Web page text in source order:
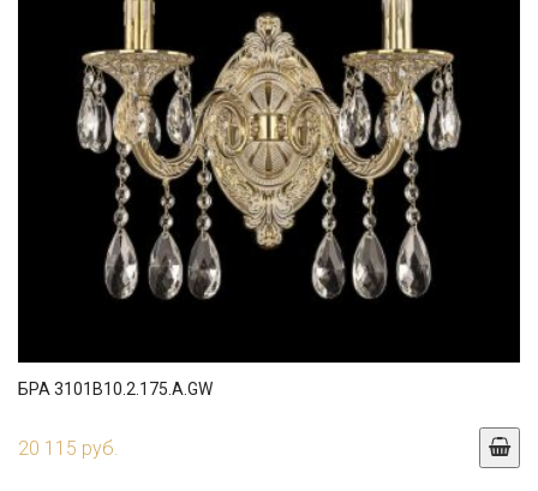
БРА 3101B10.2.175.A.GW
20 115 руб.